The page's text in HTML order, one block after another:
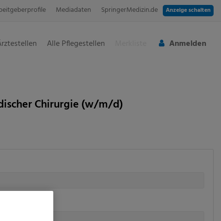
Anzeige schalten
Mediadaten SpringerMedizin.de
Anmelden
Alle Pflegestellen
Chirurgie (w/m/d)